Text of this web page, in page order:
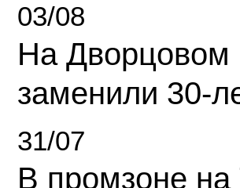
03/08
На Дворцовом
заменили 30-
31/07
В промзоне на